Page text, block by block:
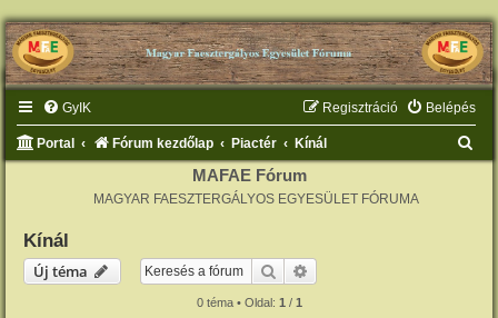
GyIK Belépés
Regisztráció
Portal Fórum kezdőlap Piactér Kínál
MAFAE Fórum
MAGYAR FAESZTERGÁLYOS EGYESÜLET FÓRUMA
Kínál
Új téma
Keresés
0 téma • Oldal: 1 / 1